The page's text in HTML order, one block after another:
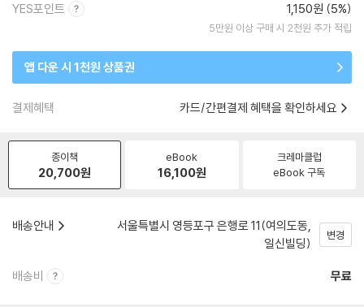
YES포인트 1,150원 (5%)
5만원 이상 구매 시 2천원 추가 적립
앱 다운 시 1천원 상품권
결제혜택 카드/간편결제 혜택을 확인하세요
종이책
20,700원
eBook
16,100원
크레마클럽
eBook 구독
배송안내
서울특별시 영등포구 은행로 11(여의도동,
일신빌딩)
변경
배송비 무료